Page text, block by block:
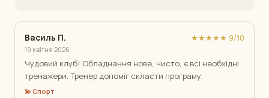
Василь П.
19 квітня 2026
★★★★★ 9/10
Чудовий клуб! Обладнання нове, чисто, є всі необхідні
тренажери. Тренер допоміг скласти програму.
💫 Спорт